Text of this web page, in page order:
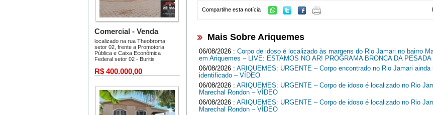
Compartilhe esta notícia
Mais Sobre Ariquemes
06/08/2026 : Corpo de idoso é localizado às margens do Rio Jamari no bairro
em Ariquemes – LIVE: ESTAMOS NO AR! PROGRAMA BRONCA DA PESADA
06/08/2026 : ARIQUEMES: URGENTE – Corpo encontrado no Rio Jamari ainda
identificado – VÍDEO
06/08/2026 : ARIQUEMES: URGENTE – Corpo de idoso é localizado no Rio
Marechal Rondon – VÍDEO
06/08/2026 : ARIQUEMES: URGENTE – Corpo de idoso é localizado no Rio
Marechal Rondon – VÍDEO